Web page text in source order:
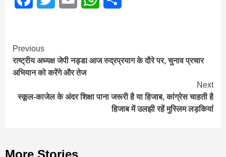
Continue
Reading
Previous
राष्ट्रीय अध्यक्ष जेपी नड्डा आज रुद्रप्रयाग के दौरे पर, चुनाव प्रचार
अभियान को करेंगे और तेज
Next
स्कूल-काजेल के अंदर शिक्षा पाना जरूरी है या हिजाब, कांग्रेस चाहती है
हिजाब में उलझी रहें मुस्लिम लड़कियांं
More Stories